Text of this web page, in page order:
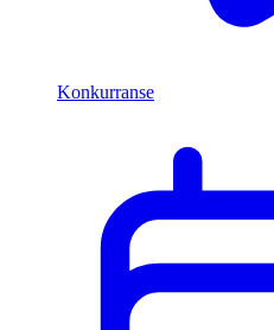
Konkurranse